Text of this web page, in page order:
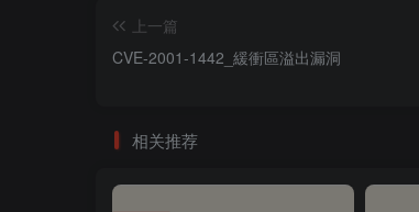
上一篇
CVE-2001-1442_緩衝區溢出漏洞
相关推荐